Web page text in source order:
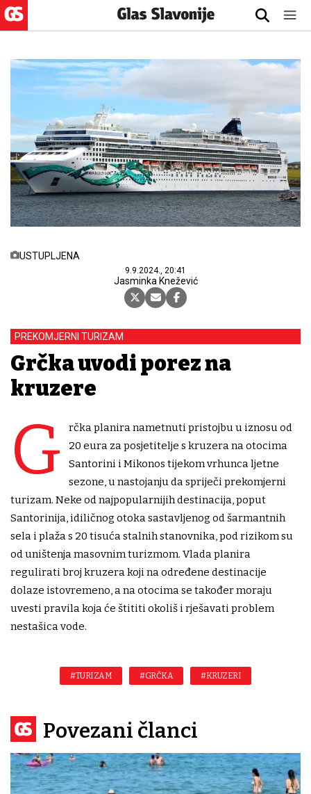
USTUPLJENA
9.9.2024., 20:41
Jasminka Knežević
PREKOMJERNI TURIZAM
Grčka uvodi porez na
kruzere
G
rčka planira nametnuti pristojbu u iznosu od
20 eura za posjetitelje s kruzera na otocima
Santorini i Mikonos tijekom vrhunca ljetne
sezone, u nastojanju da spriječi prekomjerni
turizam. Neke od najpopularnijih destinacija, poput
Santorinija, idiličnog otoka sastavljenog od šarmantnih
sela i plaža s 20 tisuća stalnih stanovnika, pod rizikom su
od uništenja masovnim turizmom. Vlada planira
regulirati broj kruzera koji na određene destinacije
dolaze istovremeno, a na otocima se također moraju
uvesti pravila koja će štititi okoliš i rješavati problem
nestašica vode.
#TURIZAM #GRČKA #KRUZERI
Povezani članci